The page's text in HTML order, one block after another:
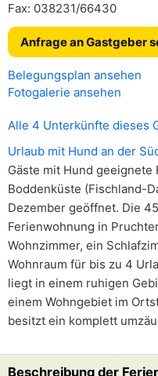
Fax: 038231/66430
Anfrage an Gastgeber
Belegungsplan ansehen
Fotogalerie ansehen
Alle 4 Unterkünfte dieses
Urlaub mit Hund an der
Gäste mit Hund
Boddenküste (Fischland-
Dezember geöffnet. Die
Ferienwohnung in
Wohnzimmer, ein
Wohnraum für bis zu 4
liegt in einem ruhigen
einem Wohngebiet im
besitzt ein komplett
Beschreibung der